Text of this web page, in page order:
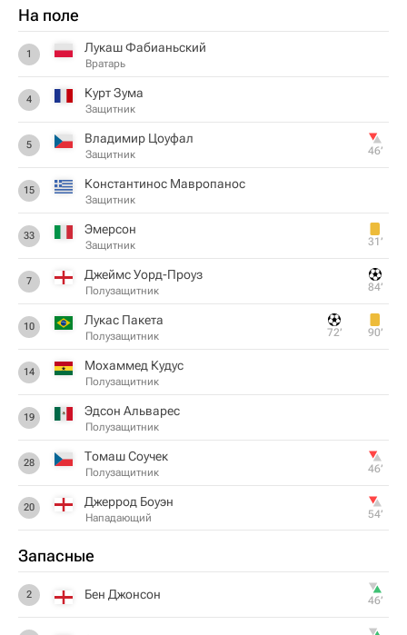
На поле
1 Лукаш Фабианьский
Вратарь
4 Курт Зума
Защитник
5 Владимир Цоуфал
Защитник 46‎’‎
15 Константинос Мавропанос
Защитник
33 Эмерсон
Защитник 31‎’‎
7 Джеймс Уорд-Проуз
Полузащитник 84‎’‎
10 Лукас Пакета
Полузащитник 72‎’‎ 90‎’‎
14 Мохаммед Кудус
Полузащитник
19 Эдсон Альварес
Полузащитник
28 Томаш Соучек
Полузащитник 46‎’‎
20 Джеррод Боуэн
Нападающий 54‎’‎
Запасные
2 Бен Джонсон 46‎’‎